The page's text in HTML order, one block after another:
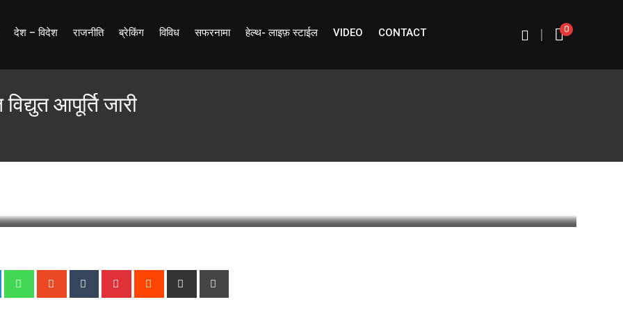
देश – विदेश राजनीति ब्रेकिंग विविध सफरनामा हेल्थ- लाइफ़ स्टाईल VIDEO CONTACT 0
|
आपूर्ति जारी
LinkedIn WhatsappStumbleUpon
Tumblr Pinterest Reddit
Share